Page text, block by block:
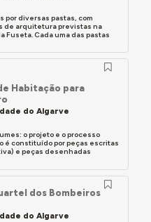
por diversas pastas, com
de arquitetura previstas na
Fuseta. Cada uma das pastas
Habitação para
do Algarve
o projeto e o processo
é constituído por peças escritas
e peças desenhadas
dos Bombeiros
do Algarve